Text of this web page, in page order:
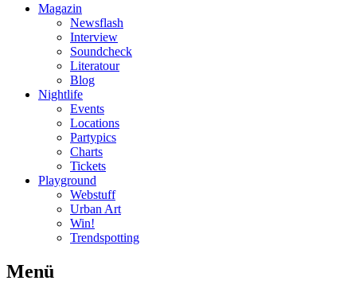
Magazin
Newsflash
Interview
Soundcheck
Literatour
Blog
Nightlife
Events
Locations
Partypics
Charts
Tickets
Playground
Webstuff
Urban Art
Win!
Trendspotting
Menü